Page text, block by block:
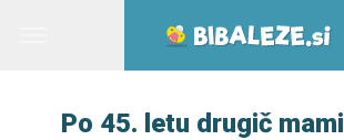
Po 45. letu drugič